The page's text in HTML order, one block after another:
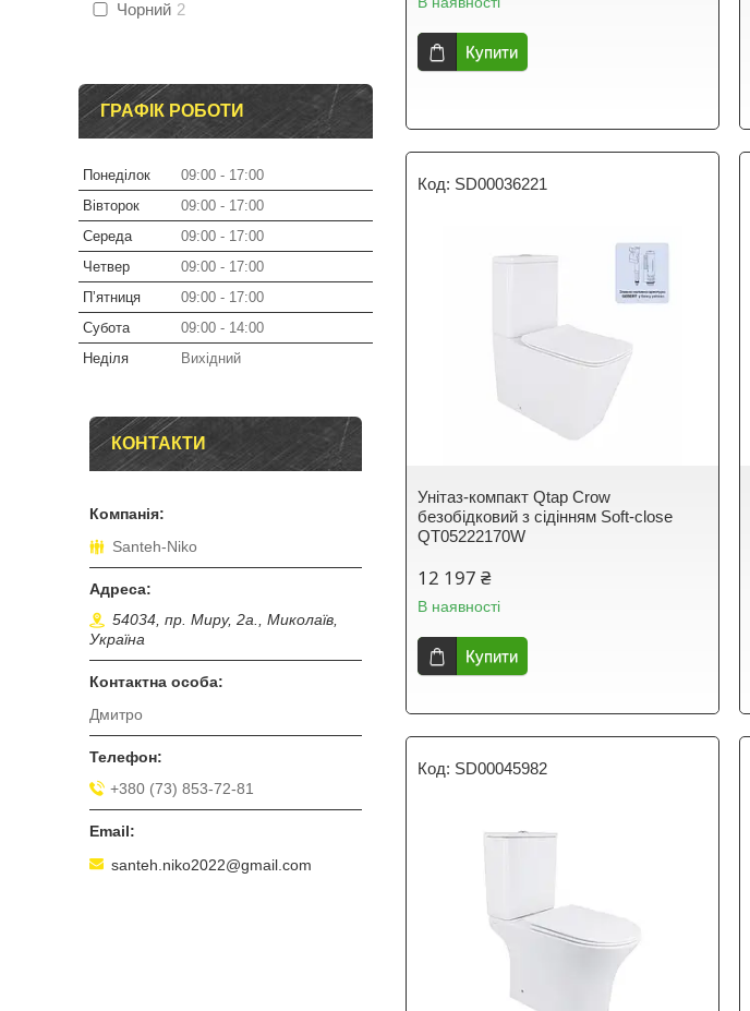
Купити
SD00036221
Унітаз-компакт Qtap Crow
безобідковий з сідінням Soft-close
QT05222170W
12 197 ₴
В наявності
Купити
SD00045982
Чорний 2
ГРАФІК РОБОТИ
Понеділок 09:00
17:00
Вівторок
09:00
17:00
Середа
09:00
17:00
Четвер
09:00
17:00
Пʼятниця
09:00
17:00
Субота
09:00
14:00
Неділя
Вихідний
КОНТАКТИ
Santeh-Niko
54034, пр. Миру, 2а., Миколаїв,
Україна
Дмитро
+380 (73) 853-72-81
santeh.niko2022@gmail.com